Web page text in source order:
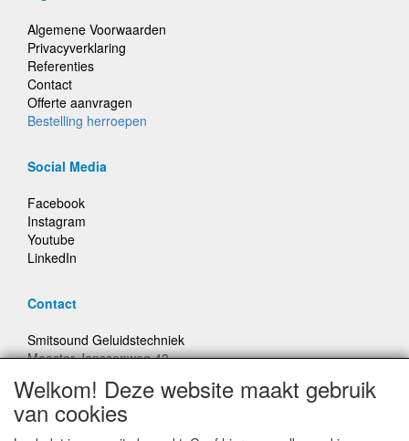
Algemene Voorwaarden
Privacyverklaring
Referenties
Contact
Offerte aanvragen
Bestelling herroepen
Social Media
Facebook
Instagram
Youtube
LinkedIn
Contact
Smitsound Geluidstechniek
Meester Janssenweg 43
E-mail: info@smitsound.nl
Telefoon: +31-(0)6-22256322
Welkom! Deze website maakt gebruik
van cookies